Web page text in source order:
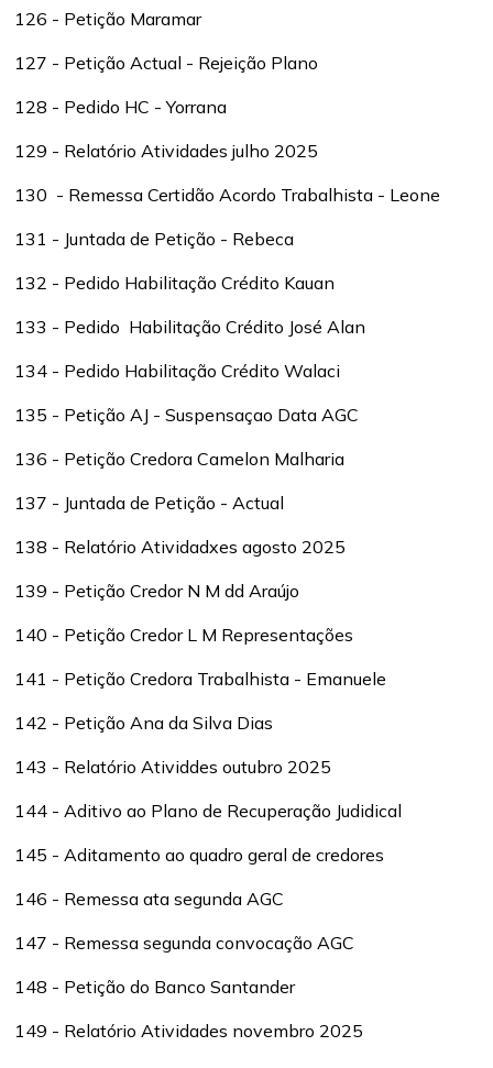
126 - Petição Maramar
127 - Petição Actual - Rejeição Plano
128 - Pedido HC - Yorrana
129 - Relatório Atividades julho 2025
130 - Remessa Certidão Acordo Trabalhista - Leone
131 - Juntada de Petição - Rebeca
132 - Pedido Habilitação Crédito Kauan
133 - Pedido Habilitação Crédito José Alan
134 - Pedido Habilitação Crédito Walaci
135 - Petição AJ - Suspensaçao Data AGC
136 - Petição Credora Camelon Malharia
137 - Juntada de Petição - Actual
138 - Relatório Atividadxes agosto 2025
139 - Petição Credor N M dd Araújo
140 - Petição Credor L M Representações
141 - Petição Credora Trabalhista - Emanuele
142 - Petição Ana da Silva Dias
143 - Relatório Atividdes outubro 2025
144 - Aditivo ao Plano de Recuperação Judidical
145 - Aditamento ao quadro geral de credores
146 - Remessa ata segunda AGC
147 - Remessa segunda convocação AGC
148 - Petição do Banco Santander
149 - Relatório Atividades novembro 2025